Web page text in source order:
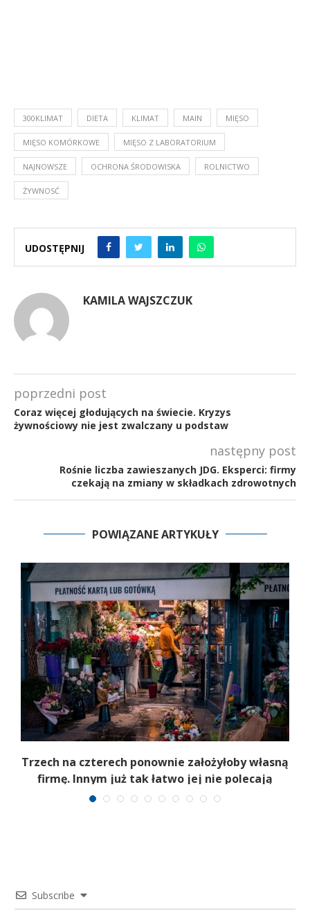
300KLIMAT DIETA KLIMAT MAIN MIĘSO
MIĘSO KOMÓRKOWE MIĘSO Z LABORATORIUM
NAJNOWSZE OCHRONA ŚRODOWISKA ROLNICTWO
ŻYWNOSĆ
UDOSTĘPNIJ
KAMILA WAJSZCZUK
poprzedni post
Coraz więcej głodujących na świecie. Kryzys
żywnościowy nie jest zwalczany u podstaw
następny post
Rośnie liczba zawieszanych JDG. Eksperci: firmy
czekają na zmiany w składkach zdrowotnych
POWIĄZANE ARTYKUŁY
Trzech na czterech ponownie założyłoby własną
firmę. Innym już tak łatwo jej nie polecają
Subscribe